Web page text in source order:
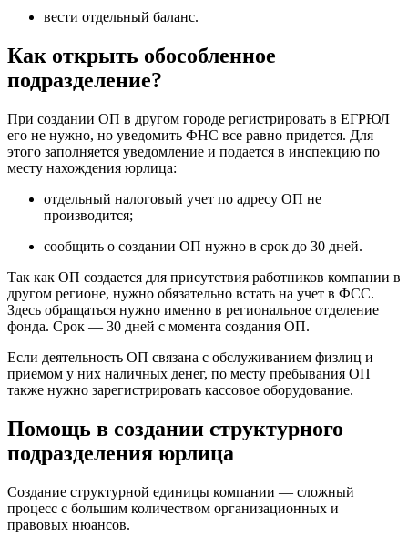
вести отдельный баланс.
Как открыть обособленное
подразделение?
При создании ОП в другом городе регистрировать в ЕГРЮЛ
его не нужно, но уведомить ФНС все равно придется. Для
этого заполняется уведомление и подается в инспекцию по
месту нахождения юрлица:
отдельный налоговый учет по адресу ОП не
производится;
сообщить о создании ОП нужно в срок до 30 дней.
Так как ОП создается для присутствия работников компании в
другом регионе, нужно обязательно встать на учет в ФСС.
Здесь обращаться нужно именно в региональное отделение
фонда. Срок — 30 дней с момента создания ОП.
Если деятельность ОП связана с обслуживанием физлиц и
приемом у них наличных денег, по месту пребывания ОП
также нужно зарегистрировать кассовое оборудование.
Помощь в создании структурного
подразделения юрлица
Создание структурной единицы компании — сложный
процесс с большим количеством организационных и
правовых нюансов.